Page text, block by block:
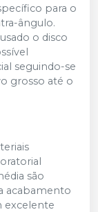
para o
ângulo.
o disco
seguindo-se
grosso até o
são
acabamento
excelente